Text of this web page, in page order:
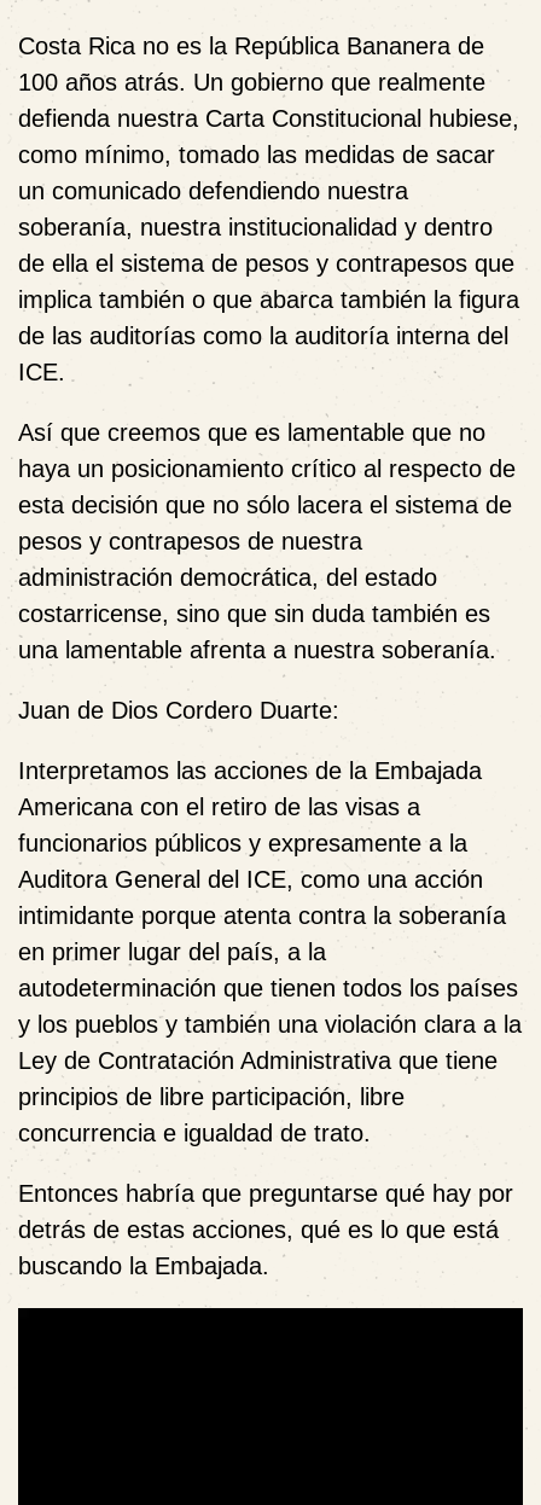
Costa Rica no es la República Bananera de
100 años atrás. Un gobierno que realmente
defienda nuestra Carta Constitucional hubiese,
como mínimo, tomado las medidas de sacar
un comunicado defendiendo nuestra
soberanía, nuestra institucionalidad y dentro
de ella el sistema de pesos y contrapesos que
implica también o que abarca también la figura
de las auditorías como la auditoría interna del
ICE.
Así que creemos que es lamentable que no
haya un posicionamiento crítico al respecto de
esta decisión que no sólo lacera el sistema de
pesos y contrapesos de nuestra
administración democrática, del estado
costarricense, sino que sin duda también es
una lamentable afrenta a nuestra soberanía.
Juan de Dios Cordero Duarte:
Interpretamos las acciones de la Embajada
Americana con el retiro de las visas a
funcionarios públicos y expresamente a la
Auditora General del ICE, como una acción
intimidante porque atenta contra la soberanía
en primer lugar del país, a la
autodeterminación que tienen todos los países
y los pueblos y también una violación clara a la
Ley de Contratación Administrativa que tiene
principios de libre participación, libre
concurrencia e igualdad de trato.
Entonces habría que preguntarse qué hay por
detrás de estas acciones, qué es lo que está
buscando la Embajada.